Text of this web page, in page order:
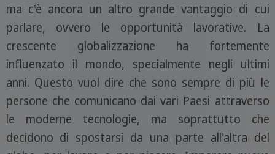
ma c'è ancora un altro grande vantaggio di cui
parlare, ovvero le opportunità lavorative. La
crescente globalizzazione ha fortemente
influenzato il mondo, specialmente negli ultimi
anni. Questo vuol dire che sono sempre di più le
persone che comunicano dai vari Paesi attraverso
le moderne tecnologie, ma soprattutto che
decidono di spostarsi da una parte all'altra del